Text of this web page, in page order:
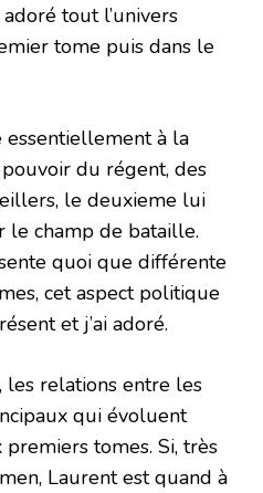
tout l’univers
tome puis dans le
essentiellement à la
du régent, des
le deuxieme lui
champ de bataille.
quoi que différente
cet aspect politique
et j’ai adoré.
les relations entre les
qui évoluent
tomes. Si, très
Laurent est quand à